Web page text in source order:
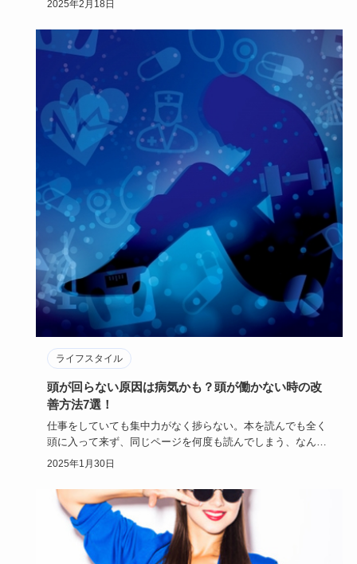
2025年2月18日
ライフスタイル
頭が回らない原因は病気かも？頭が働かない時の改
善方法7選！
仕事をしていても集中力がなく捗らない。本を読んでも全く
頭に入って来ず、同じページを何度も読んでしまう、なんて
ことありません…
2025年1月30日